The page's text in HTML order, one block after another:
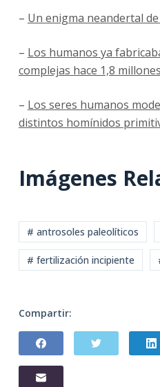
– Un enigma neandertal
– Los humanos ya
complejas hace 1,8
– Los seres humanos
distintos homínidos
Imágenes
# antrosoles paleolíticos
# fertilización incipiente
Compartir: